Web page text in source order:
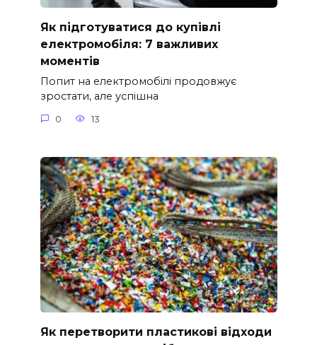
Як підготуватися до купівлі
електромобіля: 7 важливих
моментів
Попит на електромобілі продовжує
зростати, але успішна
0 13
Як перетворити пластикові відходи